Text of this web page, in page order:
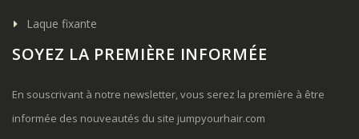
Laque fixante
SOYEZ LA PREMIÈRE INFORMÉE
En souscrivant à notre newsletter, vous serez la première à être
informée des nouveautés du site jumpyourhair.com